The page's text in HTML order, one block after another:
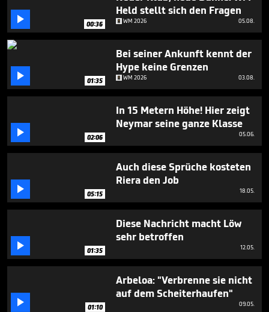
 00:36
Held stellt sich den Fragen
WM 2026 05.08.
 01:35
Bei seiner Ankunft kennt der
Hype keine Grenzen
WM 2026 03.08.
 02:06
In 15 Metern Höhe! Hier zeigt
Neymar seine ganze Klasse
05.06.
 05:15
Auch diese Sprüche kosteten
Riera den Job
18.05.
 01:35
Diese Nachricht macht Löw
sehr betroffen
12.05.
 01:10
Arbeloa: "Verbrenne sie nicht
auf dem Scheiterhaufen"
09.05.